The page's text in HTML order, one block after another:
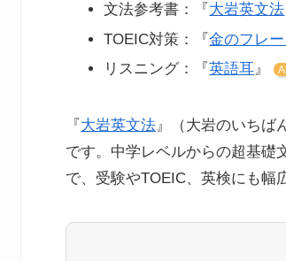
文法参考書：『 大岩英文法
TOEIC対策：『金のフレ
リスニング：『英語耳』
『 大岩英文法』（大岩のいちば
です。中学レベルからの超基礎
で、受験やTOEIC、英検にも幅